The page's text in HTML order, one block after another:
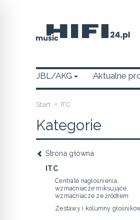
JBL/AKG Aktualne
Start ITC
Kategorie
Strona główna
ITC
Centrale nagłośnienia,
wzmacniacze miksujące,
wzmacniacze ze źródłem
Zestawy i kolumny